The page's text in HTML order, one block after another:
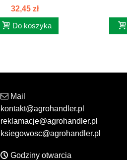
SILIKON...
32,45 zł
Do koszyka
Mail
kontakt@agrohandler.pl
reklamacje@agrohandler.pl
ksiegowosc@agrohandler.pl
Godziny otwarcia